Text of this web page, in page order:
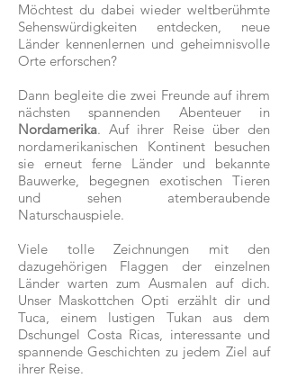
Möchtest du dabei wieder weltberühmte
Sehenswürdigkeiten entdecken, neue
Länder kennenlernen und geheimnisvolle
Orte erforschen?
Dann begleite die zwei Freunde auf ihrem
nächsten spannenden Abenteuer in
Nordamerika. Auf ihrer Reise über den
nordamerikanischen Kontinent besuchen
sie erneut ferne Länder und bekannte
Bauwerke, begegnen exotischen Tieren
und sehen atemberaubende
Naturschauspiele.
Viele tolle Zeichnungen mit den
dazugehörigen Flaggen der einzelnen
Länder warten zum Ausmalen auf dich.
Unser Maskottchen Opti erzählt dir und
Tuca, einem lustigen Tukan aus dem
Dschungel Costa Ricas, interessante und
spannende Geschichten zu jedem Ziel auf
ihrer Reise.